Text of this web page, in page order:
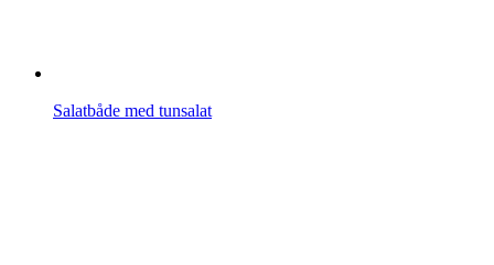
Salatbåde med tunsalat